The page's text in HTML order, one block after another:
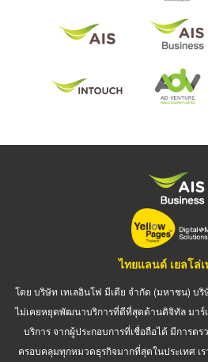
ไทยแลนด์ เยลโล่เ
โดย บริษัท เทเลอินโฟ มีเดีย จำกัด (มหาชน) บริ
ไม่เคยหยุดพัฒนาบริการที่ดีที่สุดด้านดิจิทัล มาร์
บริการ จากผู้ประกอบการที่เชื่อถือได้ มีการต
ครอบคลุมทุกหมวดธุรกิจมากที่สุดในประเทศ เ